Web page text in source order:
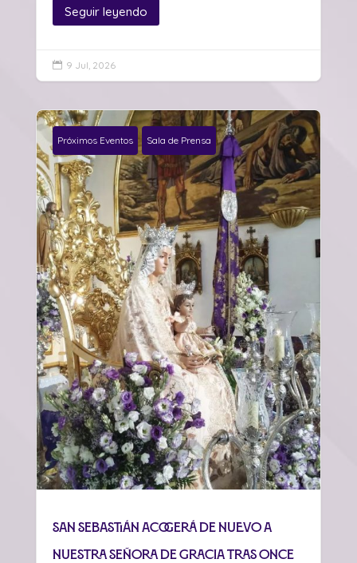
Seguir leyendo
 9 Jul, 2026
Próximos Eventos Sala de Prensa
San Sebastián acogerá de nuevo a
Nuestra Señora de Gracia tras once